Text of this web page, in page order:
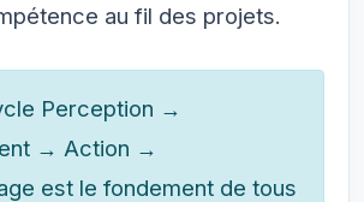
au fil des projets.
Perception →
→ Action →
est le fondement de tous